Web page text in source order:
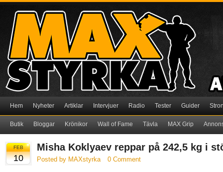
Hem Nyheter Artiklar Intervjuer Radio Tester Guider
Butik Bloggar Krönikor Wall of Fame Tävla MAX Grip
FEB
10
Misha Koklyaev reppar på 242,5 kg i
Posted by MAXstyrka 0 Comment